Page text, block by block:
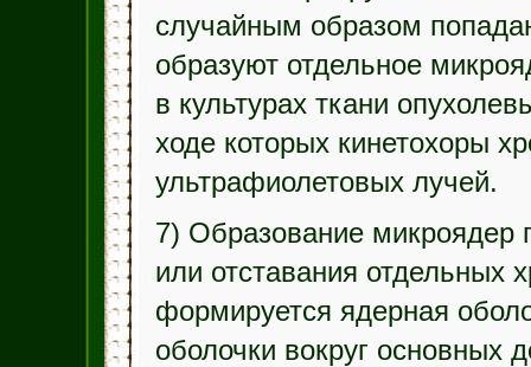
случайным образом
образуют отдельное
в культурах ткани
ходе которых кинетохоры
ультрафиолетовых лучей.
7) Образование микроядер
или отставания отдельных
формируется ядерная
оболочки вокруг основных